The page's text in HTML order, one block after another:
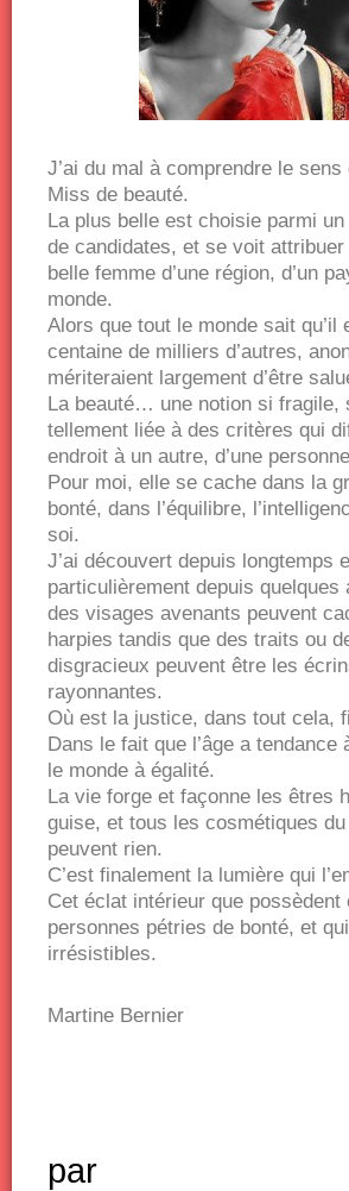
J’ai du mal à comprendre le
Miss de beauté.
La plus belle est choisie parmi
de candidates, et se voit
belle femme d’une région, d’un
monde.
Alors que tout le monde sait
centaine de milliers d’autres,
mériteraient largement d’être
La beauté… une notion si fragile,
tellement liée à des critères qui
endroit à un autre, d’une
Pour moi, elle se cache dans la
bonté, dans l’équilibre,
soi.
J’ai découvert depuis longtemps
particulièrement depuis quelques
des visages avenants peuvent
harpies tandis que des traits ou
disgracieux peuvent être les
rayonnantes.
Où est la justice, dans tout cela,
Dans le fait que l’âge a tendance
le monde à égalité.
La vie forge et façonne les êtres
guise, et tous les cosmétiques du
peuvent rien.
C’est finalement la lumière qui
Cet éclat intérieur que possèdent
personnes pétries de bonté, et
irrésistibles.
Martine Bernier
par